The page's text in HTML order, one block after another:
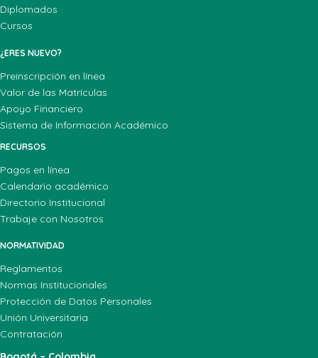
Diplomados
Cursos
¿ERES NUEVO?
Preinscripción en línea
Valor de las Matrículas
Apoyo Financiero
Sistema de Información Académico
RECURSOS
Pagos en línea
Calendario académico
Directorio Institucional
Trabaje con Nosotros
NORMATIVIDAD
Reglamentos
Normas Institucionales
Protección de Datos Personales
Unión Universitaria
Contratación